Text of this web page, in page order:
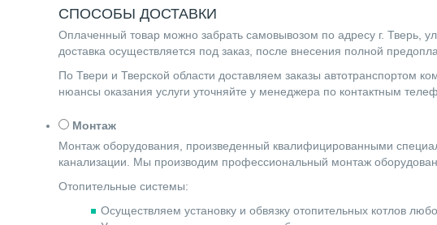
СПОСОБЫ ДОСТАВКИ
Оплаченный товар можно забрать самовывозом по адресу г. Тверь,
доставка осуществляется под заказ, после внесения полной
По Твери и Тверской области доставляем заказы автотранспортом
нюансы оказания услуги уточняйте у менеджера по контактным
Монтаж
Монтаж оборудования, произведенный квалифицированными
канализации. Мы производим профессиональный монтаж
Отопительные системы:
Осуществляем установку и обвязку отопительных котлов